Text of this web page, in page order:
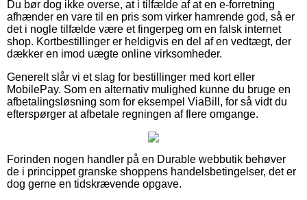
Du bør dog ikke overse, at i tilfælde af at en e-forretning
afhænder en vare til en pris som virker hamrende god, så er
det i nogle tilfælde være et fingerpeg om en falsk internet
shop. Kortbestillinger er heldigvis en del af en vedtægt, der
dækker en imod uægte online virksomheder.
Generelt slår vi et slag for bestillinger med kort eller
MobilePay. Som en alternativ mulighed kunne du bruge en
afbetalingsløsning som for eksempel ViaBill, for så vidt du
efterspørger at afbetale regningen af flere omgange.
Forinden nogen handler på en Durable webbutik behøver
de i princippet granske shoppens handelsbetingelser, det er
dog gerne en tidskrævende opgave.